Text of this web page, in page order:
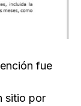
fue
sitio por